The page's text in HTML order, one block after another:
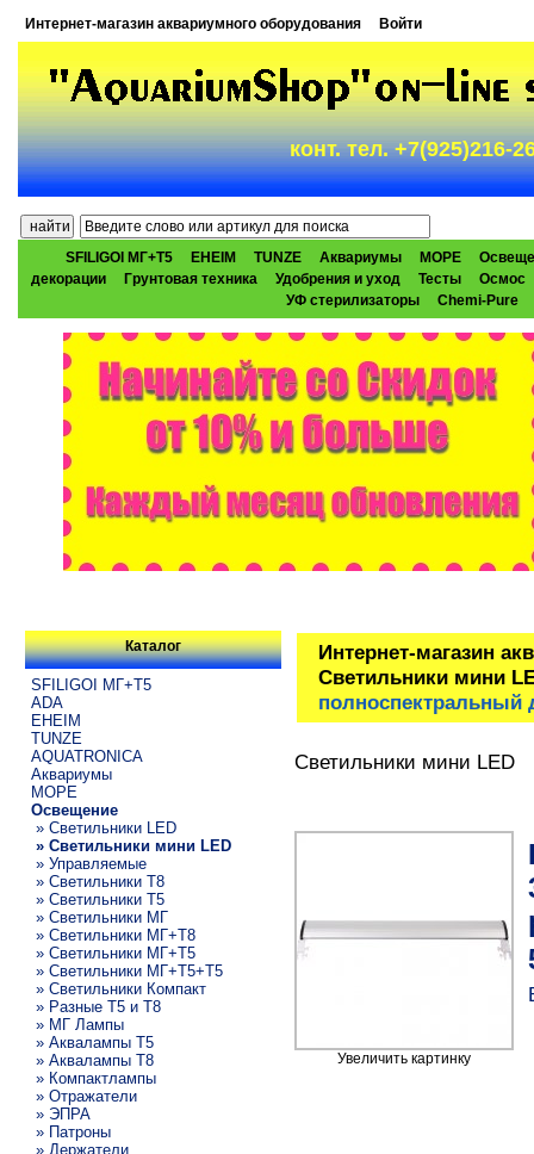
Интернет-магазин аквариумного оборудования Войти
конт. тел. +7(925)216-
SFILIGOI МГ+Т5 EHEIM TUNZE Аквариумы МОРЕ
декорации
Грунтовая техника Удобрения и уход Тесты
Осмос
УФ стерилизаторы
Chemi-Pure
Каталог
SFILIGOI МГ+Т5
ADA
EHEIM
TUNZE
AQUATRONICA
Аквариумы
МОРЕ
Освещение
» Светильники LED
» Светильники мини LED
» Управляемые
» Светильники T8
» Светильники T5
» Светильники МГ
» Светильники МГ+T8
» Светильники МГ+T5
» Светильники МГ+T5+T5
» Светильники Компакт
» Разные T5 и T8
» МГ Лампы
» Аквалампы T5
» Аквалампы T8
» Компактлампы
» Отражатели
» ЭПРА
» Патроны
» Держатели
Интернет-магазин
Светильники мини
полноспектральный
Светильники мини LED
Увеличить картинку